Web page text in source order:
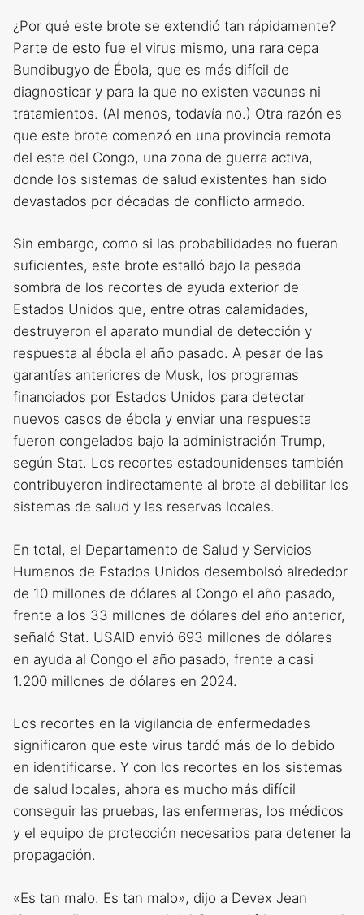
¿Por qué este brote se extendió tan rápidamente?
Parte de esto fue el virus mismo, una rara cepa
Bundibugyo de Ébola, que es más difícil de
diagnosticar y para la que no existen vacunas ni
tratamientos. (Al menos, todavía no.) Otra razón es
que este brote comenzó en una provincia remota
del este del Congo, una zona de guerra activa,
donde los sistemas de salud existentes han sido
devastados por décadas de conflicto armado.
Sin embargo, como si las probabilidades no fueran
suficientes, este brote estalló bajo la pesada
sombra de los recortes de ayuda exterior de
Estados Unidos que, entre otras calamidades,
destruyeron el aparato mundial de detección y
respuesta al ébola el año pasado. A pesar de las
garantías anteriores de Musk, los programas
financiados por Estados Unidos para detectar
nuevos casos de ébola y enviar una respuesta
fueron congelados bajo la administración Trump,
según Stat. Los recortes estadounidenses también
contribuyeron indirectamente al brote al debilitar los
sistemas de salud y las reservas locales.
En total, el Departamento de Salud y Servicios
Humanos de Estados Unidos desembolsó alrededor
de 10 millones de dólares al Congo el año pasado,
frente a los 33 millones de dólares del año anterior,
señaló Stat. USAID envió 693 millones de dólares
en ayuda al Congo el año pasado, frente a casi
1.200 millones de dólares en 2024.
Los recortes en la vigilancia de enfermedades
significaron que este virus tardó más de lo debido
en identificarse. Y con los recortes en los sistemas
de salud locales, ahora es mucho más difícil
conseguir las pruebas, las enfermeras, los médicos
y el equipo de protección necesarios para detener la
propagación.
«Es tan malo. Es tan malo», dijo a Devex Jean